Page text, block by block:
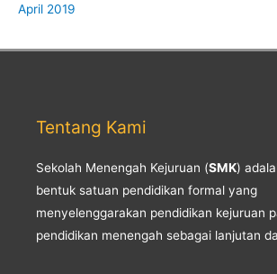
April 2019
Tentang Kami
Sekolah Menengah Kejuruan (SMK)
bentuk satuan pendidikan formal yang
menyelenggarakan pendidikan kejuruan
pendidikan menengah sebagai lanjutan